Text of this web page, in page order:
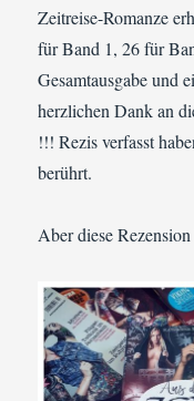
Zeitreise-Romanze
für Band 1, 26 für
Gesamtausgabe und
herzlichen Dank an
!!! Rezis verfasst
berührt.
Aber diese